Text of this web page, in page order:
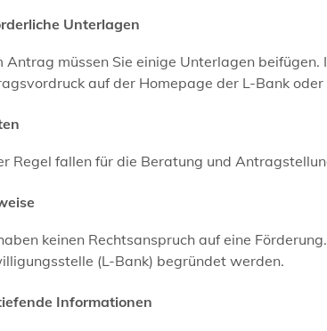
Unterlagen
Antrag müssen Sie einige Unterlagen
auf der Homepage der L-Bank
Regel fallen für die Beratung und
keinen Rechtsanspruch auf eine
(L-Bank) begründet werden.
Informationen